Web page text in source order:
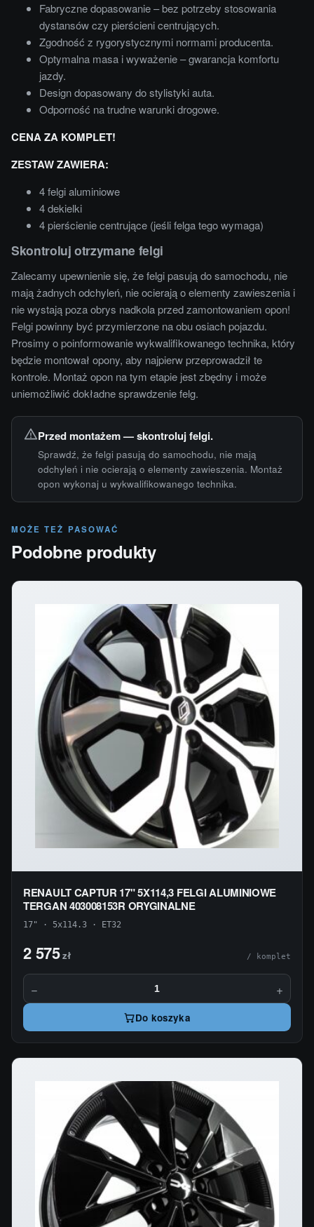
Fabryczne dopasowanie – bez potrzeby stosowania
dystansów czy pierścieni centrujących.
Zgodność z rygorystycznymi normami producenta.
Optymalna masa i wyważenie – gwarancja komfortu
jazdy.
Design dopasowany do stylistyki auta.
Odporność na trudne warunki drogowe.
CENA ZA KOMPLET!
ZESTAW ZAWIERA:
4 felgi aluminiowe
4 dekielki
4 pierścienie centrujące (jeśli felga tego wymaga)
Skontroluj otrzymane felgi
Zalecamy upewnienie się, że felgi pasują do samochodu, nie
mają żadnych odchyleń, nie ocierają o elementy zawieszenia i
nie wystają poza obrys nadkola przed zamontowaniem opon!
Felgi powinny być przymierzone na obu osiach pojazdu.
Prosimy o poinformowanie wykwalifikowanego technika, który
będzie montował opony, aby najpierw przeprowadził te
kontrole. Montaż opon na tym etapie jest zbędny i może
uniemożliwić dokładne sprawdzenie felg.
Przed montażem — skontroluj felgi.
Sprawdź, że felgi pasują do samochodu, nie mają
odchyleń i nie ocierają o elementy zawieszenia. Montaż
opon wykonaj u wykwalifikowanego technika.
MOŻE TEŻ PASOWAĆ
Podobne produkty
RENAULT CAPTUR 17" 5X114,3 FELGI ALUMINIOWE
TERGAN 403008153R ORYGINALNE
17" · 5x114.3 · ET32
2 575zł / komplet
− +
Do koszyka